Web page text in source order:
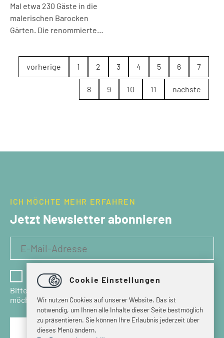
Mal etwa 230 Gäste in die
malerischen Barocken
Gärten. Die renommierte…
vorherige 1 2 3 4 5 6 7
8 9 10 11 nächste
ICH MÖCHTE MEHR ERFAHREN
Jetzt Newsletter abonnieren
Ich habe die Datenschutzbestimmungen gelesen
Bitte bestätigen Sie, dass Sie den Newsletter erhalten
möchten.
Cookie Einstellungen
Wir nutzen Cookies auf unserer Website. Das ist
notwendig, um Ihnen alle Inhalte dieser Seite bestmöglich
zu präsentieren. Sie können Ihre Erlaubnis jederzeit über
dieses Menü ändern.